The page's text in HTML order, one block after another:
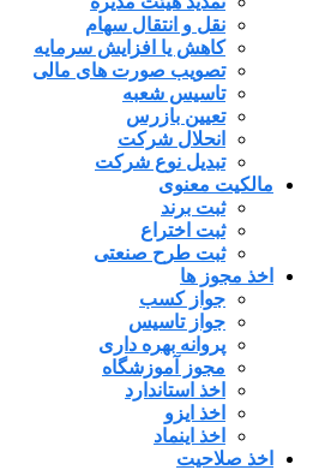
نقل و انتقال سهام
کاهش یا افزایش سرمایه
تصویب صورت های مالی
تاسیس شعبه
تعیین بازرس
انحلال شرکت
تبدیل نوع شرکت
مالکیت معنوی
ثبت برند
ثبت اختراع
ثبت طرح صنعتی
اخذ مجوز ها
جواز کسب
جواز تاسیس
پروانه بهره داری
مجوز آموزشگاه
اخذ استاندارد
اخذ ایزو
اخذ اینماد
اخذ صلاحیت